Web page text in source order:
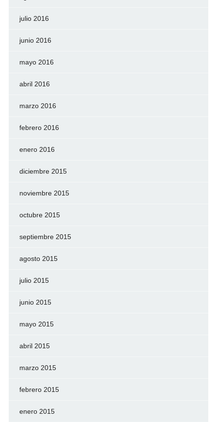
julio 2016
junio 2016
mayo 2016
abril 2016
marzo 2016
febrero 2016
enero 2016
diciembre 2015
noviembre 2015
octubre 2015
septiembre 2015
agosto 2015
julio 2015
junio 2015
mayo 2015
abril 2015
marzo 2015
febrero 2015
enero 2015